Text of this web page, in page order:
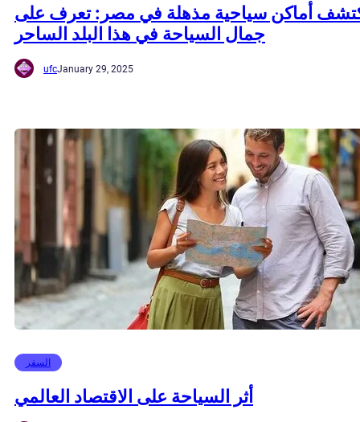
أماكن سياحية مذهلة في مصر: تعرف على
جمال السياحة في هذا البلد الساحر
ufcJanuary 29, 2025
السفر
أثر السياحة على الاقتصاد العالمي